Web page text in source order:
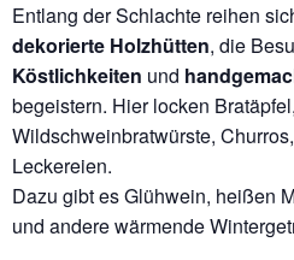
Entlang der Schlachte reihen
dekorierte Holzhütten, die
Köstlichkeiten und
begeistern. Hier locken
Wildschweinbratwürste,
Leckereien.
Dazu gibt es Glühwein, heißen
und andere wärmende